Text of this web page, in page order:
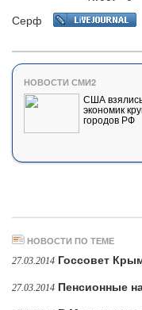
Серф
НОВОСТИ СМИ2
США
экономик
городов РФ
НОВОСТИ ПО ТЕМЕ
27.03.2014 Госсовет
27.03.2014 Пенсионные